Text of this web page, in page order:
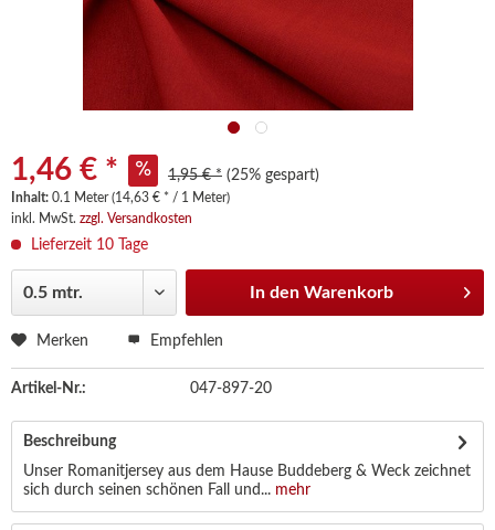
1,46 € * 1,95 € * (25% gespart)
Inhalt: 0.1 Meter (14,63 € * / 1 Meter)
inkl. MwSt. zzgl. Versandkosten
Lieferzeit 10 Tage
In den Warenkorb
Merken Empfehlen
Artikel-Nr.: 047-897-20
Beschreibung
Unser Romanitjersey aus dem Hause Buddeberg & Weck zeichnet
sich durch seinen schönen Fall und... mehr